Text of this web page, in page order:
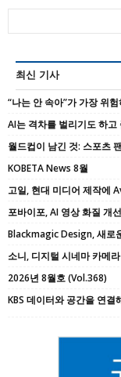
최신 기사
“나는 안 속아”가 가장 위
AI는 격차를 벌리기도 하
월드컵이 남긴 것: 스포츠
KOBETA News 8월
고일, 현대 미디어 제작에
포바이포, AI 영상 화질 개
Blackmagic Design, 새로
소니, 디지털 시네마 카메
2026년 8월호 (Vol.368)
KBS 데이터와 공간을 연